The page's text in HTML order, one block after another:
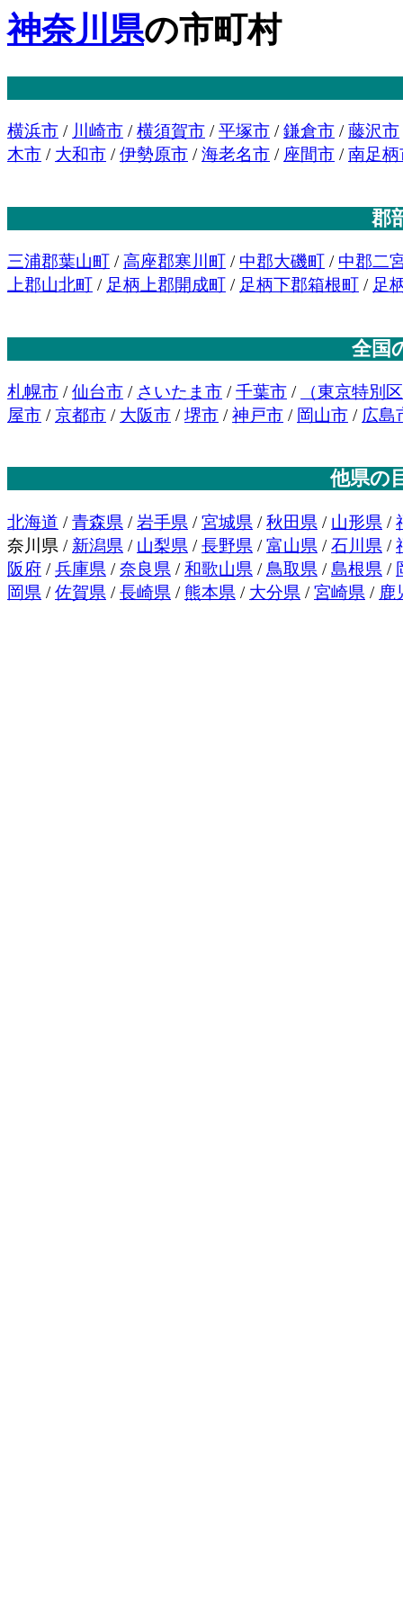
神奈川県の市町村
横浜市 / 川崎市 /横須賀市 /平塚市 /鎌倉市 /藤沢市
木市 / 大和市 /伊勢原市 /海老名市 / 座間市 /南足柄
郡
三浦郡葉山町 /高座郡寒川町 / 中郡大磯町 / 中郡二
上郡山北町 / 足柄上郡開成町 / 足柄下郡箱根町 / 足
全国
札幌市 /仙台市 / さいたま市 /千葉市 /
（東京特別
屋市 /京都市 / 大阪市 /堺市 /神戸市 / 岡山市 / 広島
他県の
北海道 /青森県 /岩手県 /宮城県 /秋田県 / 山形県 /
奈川県 / 新潟県 / 山梨県 /長野県 /富山県 /石川県 /
阪府 /兵庫県 /奈良県 /和歌山県 / 鳥取県 /島根県 /
岡県 /佐賀県 /長崎県 / 熊本県 / 大分県 /宮崎県 / 鹿